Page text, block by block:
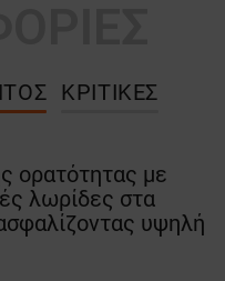
ΚΡΙΤΙΚΈΣ
ορατότητας με
λωρίδες στα
υψηλή